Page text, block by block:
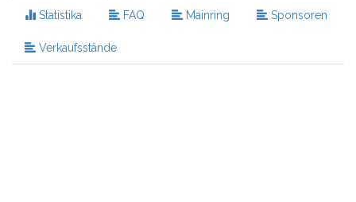
Statistika FAQ Mainring Sponsoren
Verkaufsstände